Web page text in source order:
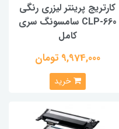
کارتریج پرینتر لیزری رنگی
CLP-660 سامسونگ سری
کامل
9,974,000 تومان
خرید